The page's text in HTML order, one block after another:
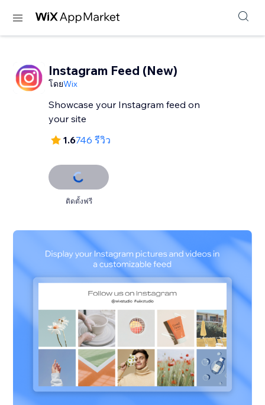
Instagram Feed (New)
โดยWix
Showcase your Instagram feed on
your site
1.6746 รีวิว
ติดตั้งฟรี